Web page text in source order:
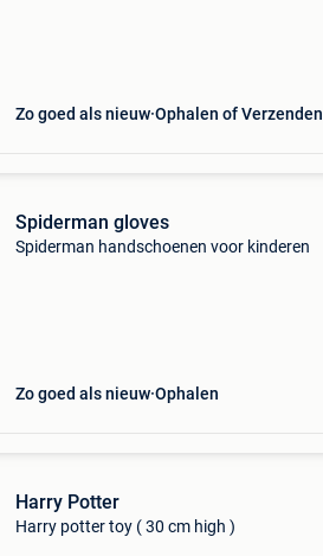
Zo goed als nieuw Ophalen of Verzenden
Spiderman gloves
Spiderman handschoenen voor kinderen
Zo goed als nieuw Ophalen
Harry Potter
Harry potter toy ( 30 cm high )